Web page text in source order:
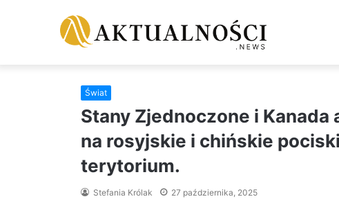
Świat
Stany Zjednoczone i
na rosyjskie i chińskie
terytorium.
Stefania Królak 27 października, 2025